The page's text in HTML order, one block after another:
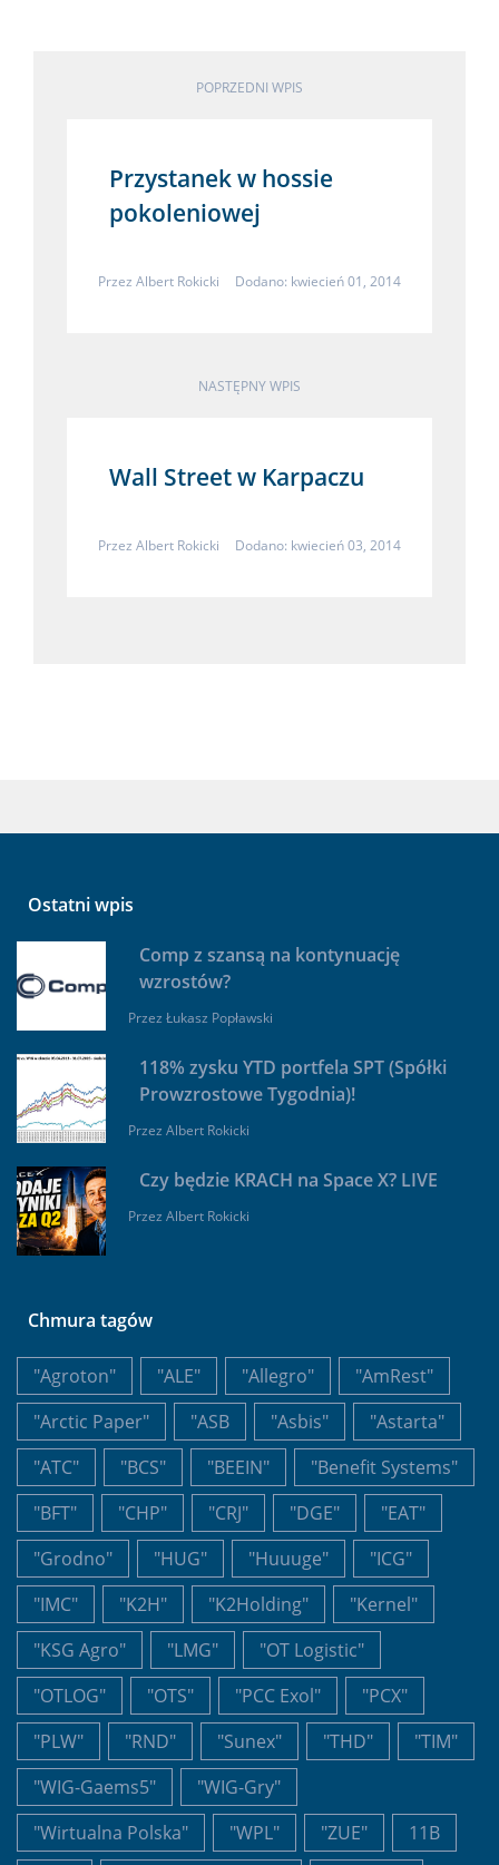
POPRZEDNI WPIS
Przystanek w hossie
pokoleniowej
Przez Albert Rokicki Dodano: kwiecień 01, 2014
NASTĘPNY WPIS
Wall Street w Karpaczu
Przez Albert Rokicki Dodano: kwiecień 03, 2014
Ostatni wpis
Comp z szansą na kontynuację
wzrostów?
Przez Łukasz Popławski
118% zysku YTD portfela SPT (Spółki
Prowzrostowe Tygodnia)!
Przez Albert Rokicki
Czy będzie KRACH na Space X? LIVE
Przez Albert Rokicki
Chmura tagów
"Agroton" "ALE" "Allegro"
"AmRest"
"Arctic Paper"
"ASB "Asbis"
"Astarta"
"ATC"
"BCS" "BEEIN"
"Benefit Systems"
"BFT"
"CHP" "CRJ" "DGE"
"EAT"
"Grodno"
"HUG" "Huuuge"
"ICG"
"IMC"
"K2H" "K2Holding"
"Kernel"
"KSG Agro"
"LMG"
"OT Logistic"
"OTLOG"
"OTS" "PCC Exol"
"PCX"
"PLW"
"RND" "Sunex" "THD"
"TIM"
"WIG-Gaems5"
"WIG-Gry"
"Wirtualna Polska"
"WPL" "ZUE"
11B